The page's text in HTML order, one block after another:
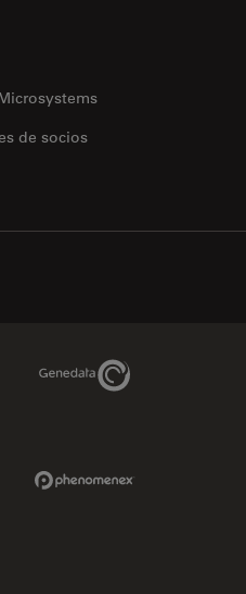
de socios
Genedata Link